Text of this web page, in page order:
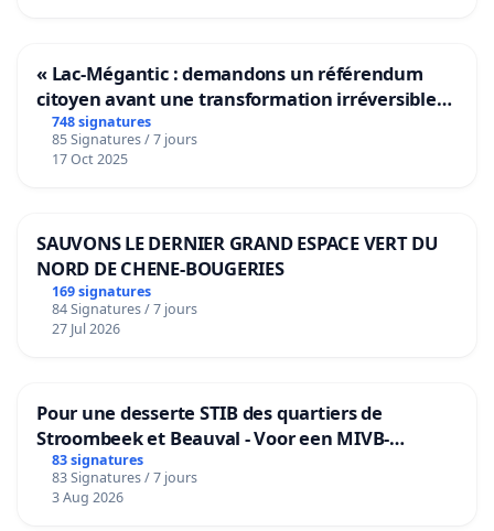
« Lac-Mégantic : demandons un référendum
citoyen avant une transformation irréversible
de notre territoire »
748 signatures
85 Signatures / 7 jours
17 Oct 2025
SAUVONS LE DERNIER GRAND ESPACE VERT DU
NORD DE CHENE-BOUGERIES
169 signatures
84 Signatures / 7 jours
27 Jul 2026
Pour une desserte STIB des quartiers de
Stroombeek et Beauval - Voor een MIVB-
bediening van de wijken Strombeek en Het
Voor
83 signatures
83 Signatures / 7 jours
3 Aug 2026